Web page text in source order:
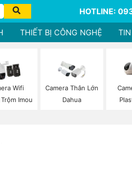
HOTLINE:
THIẾT BỊ CÔNG NGHỆ
Wifi
Imou
Camera Thân Lớn
Dahua